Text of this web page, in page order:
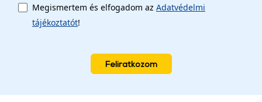
Megismertem és elfogadom az Adatvédelmi
tájékoztatót!
Feliratkozom